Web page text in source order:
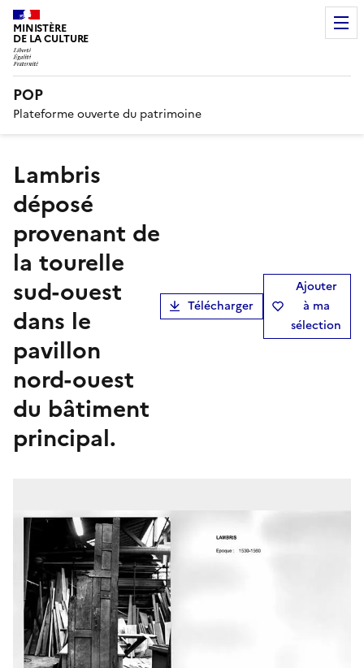
MINISTÈRE
DE LA CULTURE
POP
Plateforme ouverte du patrimoine
Lambris
déposé
provenant de
la tourelle
sud-ouest
dans le
pavillon
nord-ouest
du bâtiment
principal.
Télécharger
Ajouter
à ma
sélection